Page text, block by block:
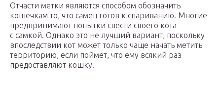
Отчасти метки являются способом обозначить
кошечкам то, что самец готов к спариванию. Многие
предпринимают попытки свести своего кота
с самкой. Однако это не лучший вариант, поскольку
впоследствии кот может только чаще начать метить
территорию, если поймет, что ему всякий раз
предоставляют кошку.